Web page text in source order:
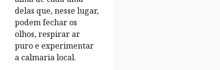
delas que, nesse lugar,
podem fechar os
olhos, respirar ar
puro e experimentar
a calmaria local.